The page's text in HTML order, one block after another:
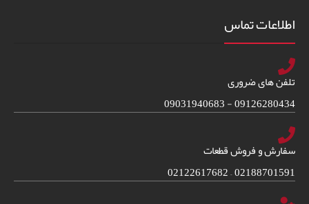
اطلاعات تماس
تلفن های ضروری
09126280434 - 09031940683
سفارش و فروش قطعات
02188701591 – 02122617682